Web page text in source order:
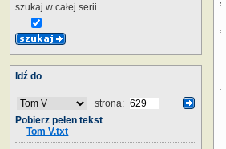
szukaj w całej serii
Idź do
strona:
Pobierz pełen tekst
Tom V.txt